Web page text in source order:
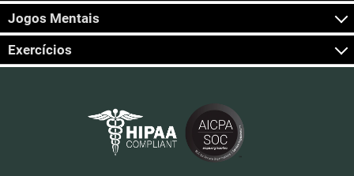
Jogos Mentais
Exercícios